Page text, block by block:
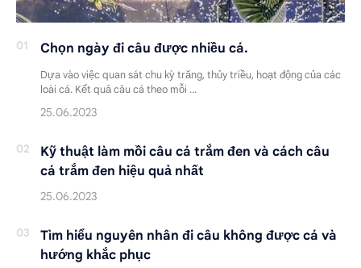
Chọn ngày đi câu được nhiều cá.
Dựa vào việc quan sát chu kỳ trăng, thủy triều, hoạt động của các
loài cá. Kết quả câu cá theo mỗi …
Kỹ thuật làm mồi câu cá trắm đen và cách câu
cá trắm đen hiệu quả nhất
Tìm hiểu nguyên nhân đi câu không được cá và
hướng khắc phục